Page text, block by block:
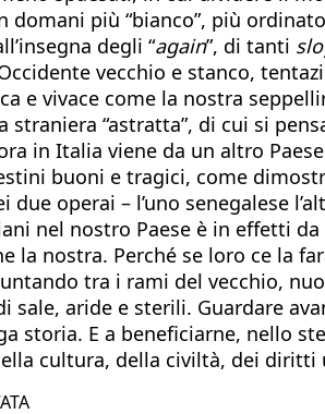
domani più “bianco”, più
degli “again”, di tanti
vecchio e stanco,
e vivace come la nostra
straniera “astratta”, di cui si
in Italia viene da un altro
buoni e tragici, come
due operai – l’uno senegalese
nel nostro Paese è in effetti
la nostra. Perché se loro ce la
tra i rami del vecchio,
sale, aride e sterili. Guardare
storia. E a beneficiarne, nello
cultura, della civiltà, dei diritti